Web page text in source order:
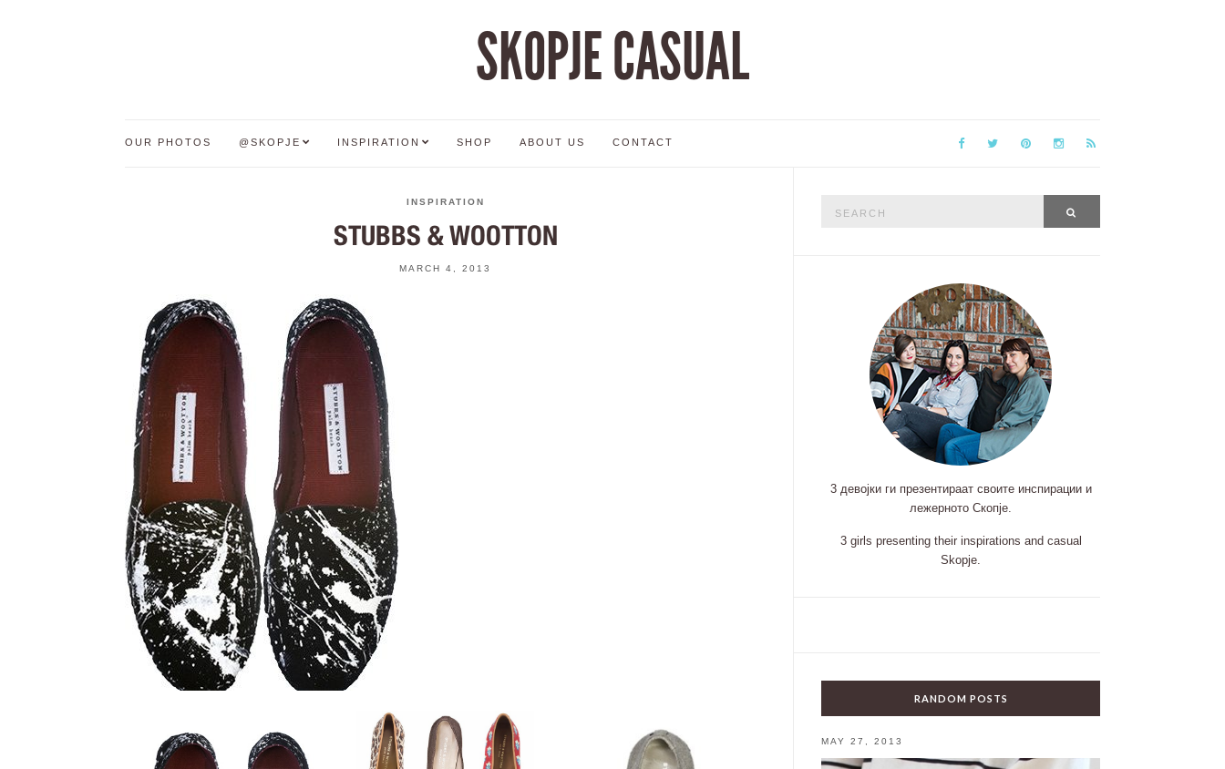
SKOPJE CASUAL
OUR PHOTOS @SKOPJE INSPIRATION SHOP ABOUT US CONTACT
INSPIRATION
STUBBS & WOOTTON
MARCH 4, 2013
3 девојки ги презентираат своите инспирации и
лежерното Скопје.
3 girls presenting their inspirations and casual
Skopje.
RANDOM POSTS
MAY 27, 2013